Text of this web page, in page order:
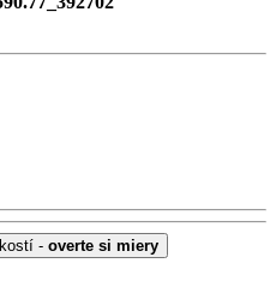
- overte si miery